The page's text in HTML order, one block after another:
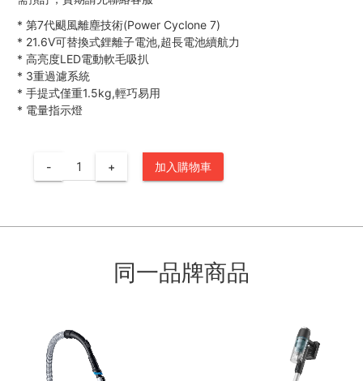
* 第7代颶風離塵技術(Power Cyclone 7)
* 21.6V可替換式鋰離子電池,超長電池續航力
* 高亮度LED電動軟毛吸扒
* 3重過濾系統
* 手提式僅重1.5kg,輕巧易用
* 電量指示燈
- + 加入購物車
同一品牌商品